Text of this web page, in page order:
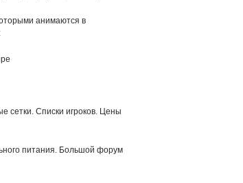
анимаются в
сетки. Списки игроков. Цены
питания. Большой форум